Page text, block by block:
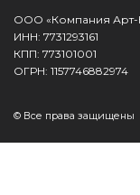
ООО «Компания Арт-
ИНН: 7731293161
КПП: 773101001
ОГРН: 1157746882974
© Все права защищены